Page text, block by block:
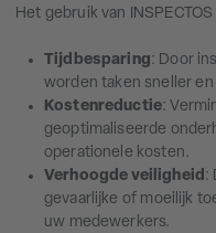
Het gebruik van
Tijdbesparing: Door
worden taken sneller
Kostenreductie:
geoptimaliseerde
operationele kosten.
Verhoogde veiligheid:
gevaarlijke of moeilijk
uw medewerkers.